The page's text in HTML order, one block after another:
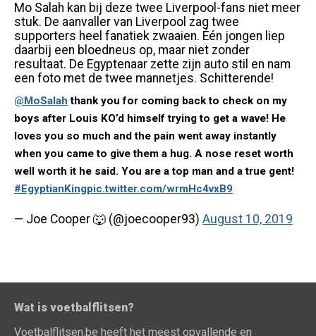
Mo Salah kan bij deze twee Liverpool-fans niet meer
stuk. De aanvaller van Liverpool zag twee
supporters heel fanatiek zwaaien. Één jongen liep
daarbij een bloedneus op, maar niet zonder
resultaat. De Egyptenaar zette zijn auto stil en nam
een foto met de twee mannetjes. Schitterende!
@MoSalah thank you for coming back to check on my
boys after Louis KO’d himself trying to get a wave! He
loves you so much and the pain went away instantly
when you came to give them a hug. A nose reset worth
well worth it he said. You are a top man and a true gent!
#EgyptianKingpic.twitter.com/wrmHc4vxB9
— Joe Cooper 🐺 (@joecooper93) August 10, 2019
Wat is voetbalflitsen?
Voetbalflitsen.be heeft het meest opvallende en